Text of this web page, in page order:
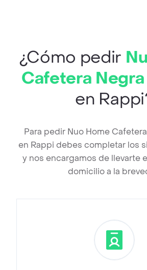
¿Cómo pedir
Cafetera Negra
en
Para pedir Nuo Home
en Rappi debes completar los
y nos encargamos de llevarte
domicilio a la